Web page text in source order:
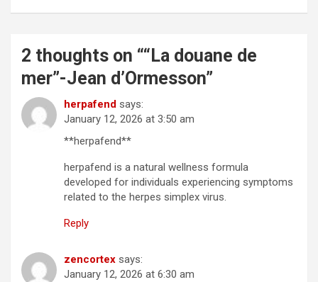
2 thoughts on ““La douane de
mer”-Jean d’Ormesson”
herpafend says:
January 12, 2026 at 3:50 am
**herpafend**
herpafend is a natural wellness formula
developed for individuals experiencing symptoms
related to the herpes simplex virus.
Reply
zencortex says:
January 12, 2026 at 6:30 am